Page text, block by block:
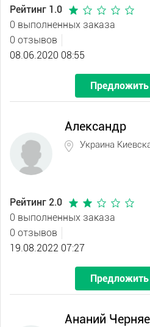
Рейтинг 1.0
0 выполненных заказа
0 отзывов
08.06.2020 08:55
Предложить
Александр
Украина
Рейтинг 2.0
0 выполненных заказа
0 отзывов
19.08.2022 07:27
Предложить
Ананий